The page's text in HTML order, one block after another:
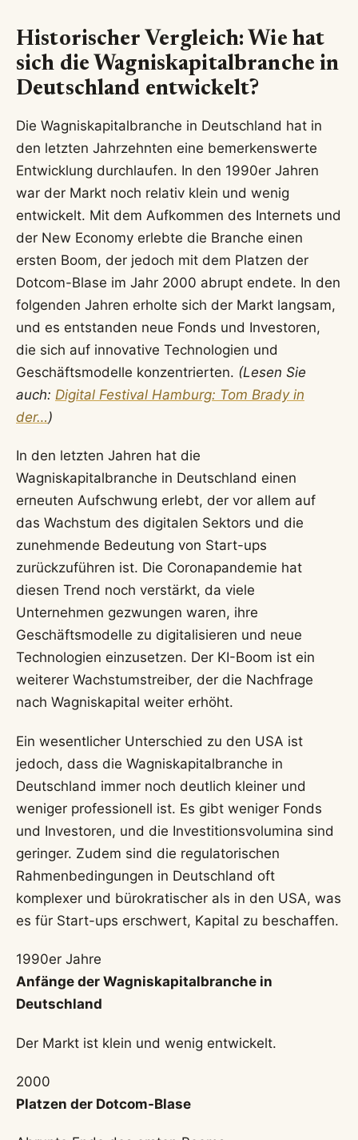
Historischer Vergleich: Wie hat
sich die Wagniskapitalbranche in
Deutschland entwickelt?
Die Wagniskapitalbranche in Deutschland hat in
den letzten Jahrzehnten eine bemerkenswerte
Entwicklung durchlaufen. In den 1990er Jahren
war der Markt noch relativ klein und wenig
entwickelt. Mit dem Aufkommen des Internets und
der New Economy erlebte die Branche einen
ersten Boom, der jedoch mit dem Platzen der
Dotcom-Blase im Jahr 2000 abrupt endete. In den
folgenden Jahren erholte sich der Markt langsam,
und es entstanden neue Fonds und Investoren,
die sich auf innovative Technologien und
Geschäftsmodelle konzentrierten. (Lesen Sie
auch: Digital Festival Hamburg: Tom Brady in
der…)
In den letzten Jahren hat die
Wagniskapitalbranche in Deutschland einen
erneuten Aufschwung erlebt, der vor allem auf
das Wachstum des digitalen Sektors und die
zunehmende Bedeutung von Start-ups
zurückzuführen ist. Die Coronapandemie hat
diesen Trend noch verstärkt, da viele
Unternehmen gezwungen waren, ihre
Geschäftsmodelle zu digitalisieren und neue
Technologien einzusetzen. Der KI-Boom ist ein
weiterer Wachstumstreiber, der die Nachfrage
nach Wagniskapital weiter erhöht.
Ein wesentlicher Unterschied zu den USA ist
jedoch, dass die Wagniskapitalbranche in
Deutschland immer noch deutlich kleiner und
weniger professionell ist. Es gibt weniger Fonds
und Investoren, und die Investitionsvolumina sind
geringer. Zudem sind die regulatorischen
Rahmenbedingungen in Deutschland oft
komplexer und bürokratischer als in den USA, was
es für Start-ups erschwert, Kapital zu beschaffen.
1990er Jahre
Anfänge der Wagniskapitalbranche in
Deutschland
Der Markt ist klein und wenig entwickelt.
2000
Platzen der Dotcom-Blase